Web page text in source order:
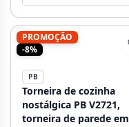
PROMOÇÃO
-8%
PB
Torneira de cozinha
nostálgica PB V2721,
torneira de parede em